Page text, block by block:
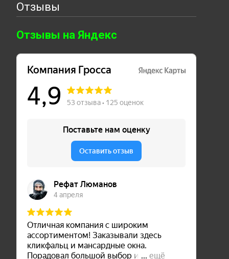
Отзывы
Отзывы на Яндекс